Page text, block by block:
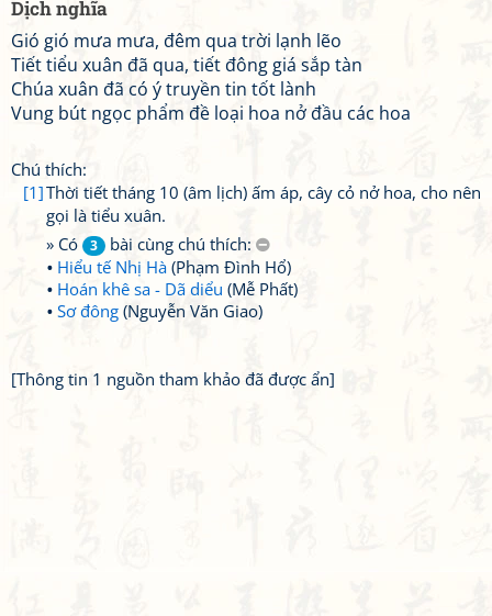
Dịch nghĩa
Gió gió mưa mưa, đêm qua trời lạnh lẽo
Tiết tiểu xuân đã qua, tiết đông giá sắp tàn
Chúa xuân đã có ý truyền tin tốt lành
Vung bút ngọc phẩm đề loại hoa nở đầu các hoa
Chú thích:
[1]Thời tiết tháng 10 (âm lịch) ấm áp, cây cỏ nở hoa, cho nên
gọi là tiểu xuân.
» Có
3
bài cùng chú thích:
Hiểu tế Nhị Hà (Phạm Đình Hổ)
Hoán khê sa - Dã diểu (Mễ Phất)
Sơ đông (Nguyễn Văn Giao)
[Thông tin 1 nguồn tham khảo đã được ẩn]